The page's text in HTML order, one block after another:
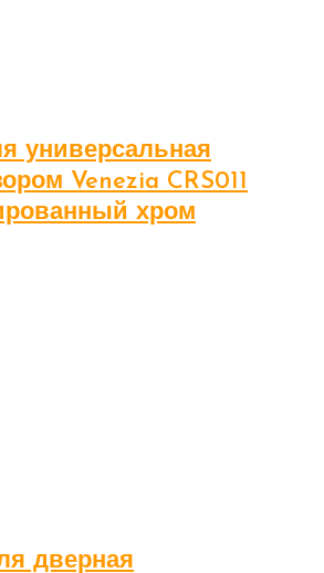
универсальная
Venezia CRS011
хром
дверная